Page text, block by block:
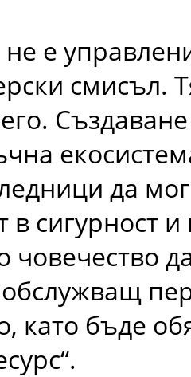
е
смисъл.
да
в сигурност
човечество
като бъде